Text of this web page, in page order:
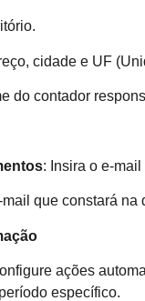
cidade e UF
do contador
: Insira o e-
mail que constará na
ações
específico.